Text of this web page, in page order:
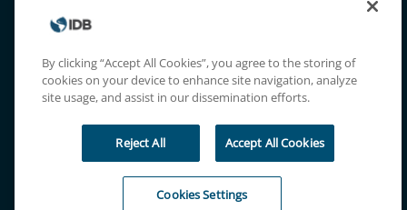
Términos, condiciones y aviso de privacidad
Extranet
By clicking “Accept All Cookies”, you agree to the storing of
cookies on your device to enhance site navigation, analyze
site usage, and assist in our dissemination efforts.
Reject All Accept All Cookies
Cookies Settings